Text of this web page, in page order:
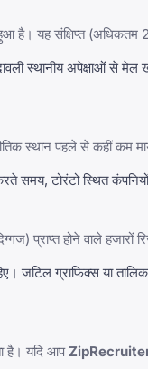
यह संक्षिप्त (अधिकतम 2
स्थानीय अपेक्षाओं से
स्थान पहले से कहीं कम
समय, टोरंटो स्थित
प्राप्त होने वाले
जटिल ग्राफिक्स या
है। यदि आप